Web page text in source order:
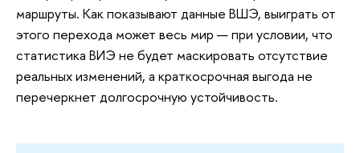
маршруты. Как показывают данные ВШЭ, выиграть от
этого перехода может весь мир — при условии, что
статистика ВИЭ не будет маскировать отсутствие
реальных изменений, а краткосрочная выгода не
перечеркнет долгосрочную устойчивость.